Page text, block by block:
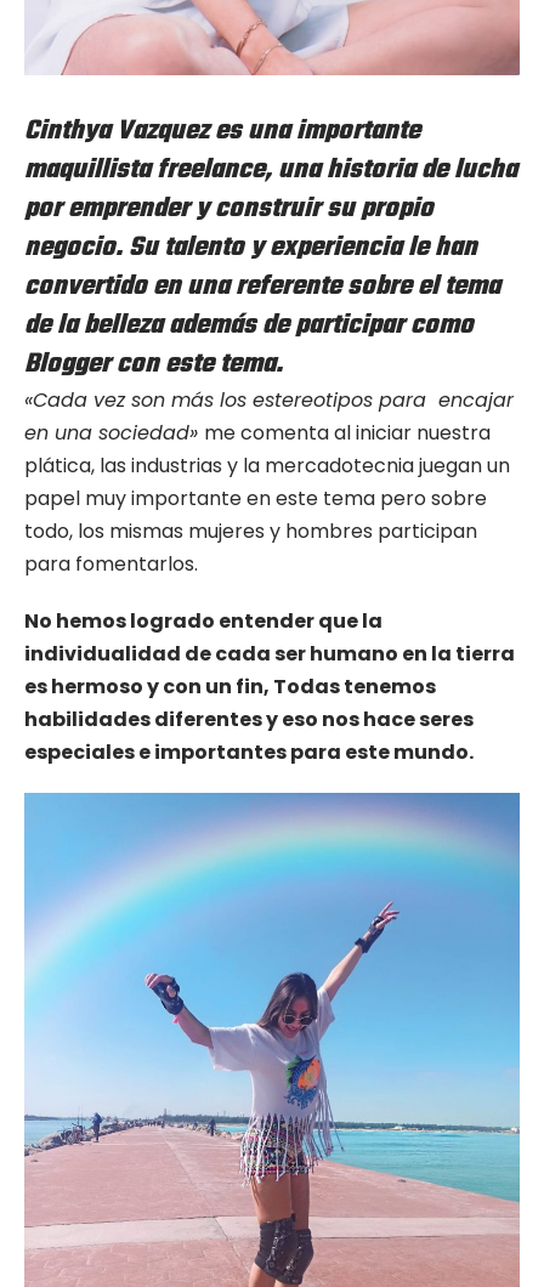
Cinthya Vazquezes una importante
maquillista freelance, una historia de lucha
por emprender y construir su propio
negocio. Su talento y experiencia le han
convertido en una referente sobre el tema
de la belleza además de participar como
Blogger con este tema.
«Cada vez son más los estereotipos para encajar
en una sociedad» me comenta al iniciar nuestra
plática, las industrias y la mercadotecnia juegan un
papel muy importante en este tema pero sobre
todo, los mismas mujeres y hombres participan
para fomentarlos.
No hemos logrado entender que la
individualidad de cada ser humano en la tierra
es hermoso y con un fin, Todas tenemos
habilidades diferentes y eso nos hace seres
especiales e importantes para este mundo.